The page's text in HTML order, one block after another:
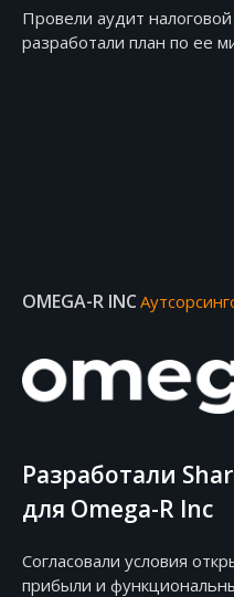
Провели аудит
разработали план по ее
OMEGA-R INC
Разработали
для Omega-R Inc
Согласовали условия
прибыли и